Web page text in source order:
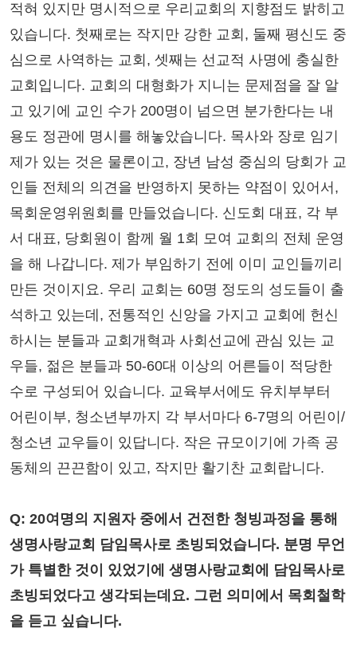
적혀 있지만 명시적으로 우리교회의 지향점도 밝히고
있습니다. 첫째로는 작지만 강한 교회, 둘째 평신도 중
심으로 사역하는 교회, 셋째는 선교적 사명에 충실한
교회입니다. 교회의 대형화가 지니는 문제점을 잘 알
고 있기에 교인 수가 200명이 넘으면 분가한다는 내
용도 정관에 명시를 해놓았습니다. 목사와 장로 임기
제가 있는 것은 물론이고, 장년 남성 중심의 당회가 교
인들 전체의 의견을 반영하지 못하는 약점이 있어서,
목회운영위원회를 만들었습니다. 신도회 대표, 각 부
서 대표, 당회원이 함께 월 1회 모여 교회의 전체 운영
을 해 나갑니다. 제가 부임하기 전에 이미 교인들끼리
만든 것이지요. 우리 교회는 60명 정도의 성도들이 출
석하고 있는데, 전통적인 신앙을 가지고 교회에 헌신
하시는 분들과 교회개혁과 사회선교에 관심 있는 교
우들, 젊은 분들과 50-60대 이상의 어른들이 적당한
수로 구성되어 있습니다. 교육부서에도 유치부부터
어린이부, 청소년부까지 각 부서마다 6-7명의 어린이/
청소년 교우들이 있답니다. 작은 규모이기에 가족 공
동체의 끈끈함이 있고, 작지만 활기찬 교회랍니다.
Q: 20여명의 지원자 중에서 건전한 청빙과정을 통해
생명사랑교회 담임목사로 초빙되었습니다. 분명 무언
가 특별한 것이 있었기에 생명사랑교회에 담임목사로
초빙되었다고 생각되는데요. 그런 의미에서 목회철학
을 듣고 싶습니다.